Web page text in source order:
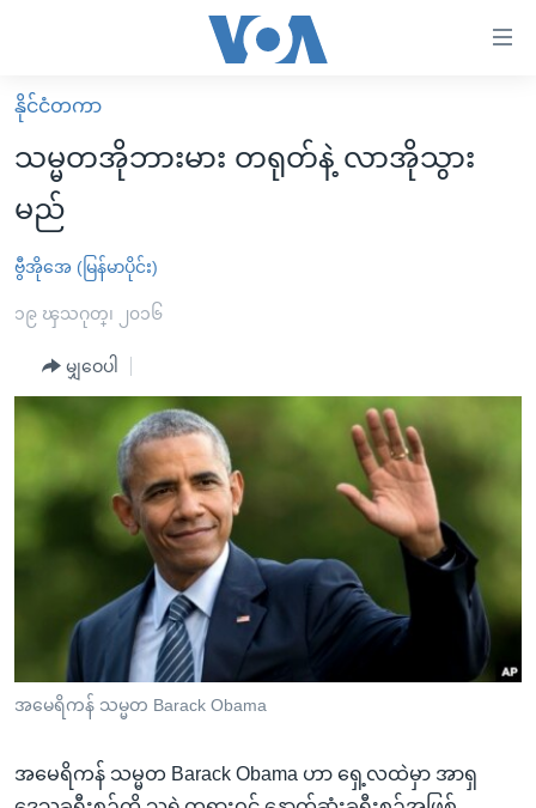
လွယ်ကူ
စေ
သည့်
Link
များ
ပင်မ
ကျော်
ကြည့်
ရှာဖွေ
ရန်
မူလစာမျက်နှာ
မြန်မာ
ကမ္ဘာ့သတင်းများ
နိုင်ငံတကာ
အစ္စရေး-ပါလက်စတိုင်း
ဗွီဒီယို
သတင်းလွတ်လပ်ခွင့်
အင်္ဂလိပ်စာလေ့လာမယ်
အမေရိကန်သုံးအီဒီယံ
မကြေးမုံရဲ့ အင်္ဂလိပ်စာ
ရုပ်ရှင်ထဲက အင်္ဂလိပ်စာ
သုတပဒေသာ အင်္ဂလိပ်စာ
အပတ်စဉ်ကဏ္ဍများ
ရေဒီယိုနှင့်ရုပ်သံ အချက်အလက်များ
ရေဒီယို/တီဗွီအစီအစဉ်
Learning English
ဗွီအိုအေ လူမှုကွန်ယက်များ
ဘာသာစကားများ
နိုင်ငံတကာ
သမ္မတအိုဘားမား တရုတ်နဲ့ လာအိုသွား
မည်
ဗွီအိုအေ (မြန်မာပိုင်း)
၁၉ ၾသဂုတ္၊ ၂၀၁၆
မျှဝေပါ
အမေရိကန် သမ္မတ Barack Obama
အမေရိကန် သမ္မတ Barack Obama ဟာ ရှေ့လထဲမှာ အာရှ